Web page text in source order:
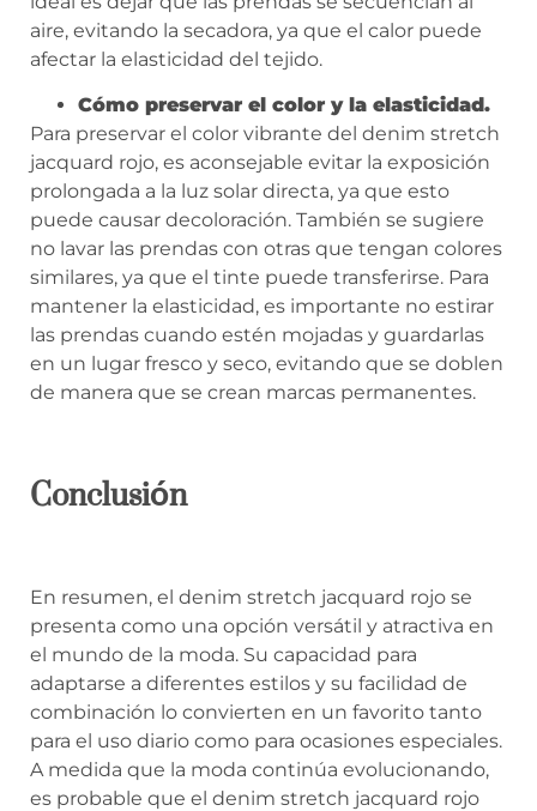
aire, evitando la secadora, ya que el calor puede
afectar la elasticidad del tejido.
Cómo preservar el color y la elasticidad.
Para preservar el color vibrante del denim stretch
jacquard rojo, es aconsejable evitar la exposición
prolongada a la luz solar directa, ya que esto
puede causar decoloración. También se sugiere
no lavar las prendas con otras que tengan colores
similares, ya que el tinte puede transferirse. Para
mantener la elasticidad, es importante no estirar
las prendas cuando estén mojadas y guardarlas
en un lugar fresco y seco, evitando que se doblen
de manera que se crean marcas permanentes.
Conclusión
En resumen, el denim stretch jacquard rojo se
presenta como una opción versátil y atractiva en
el mundo de la moda. Su capacidad para
adaptarse a diferentes estilos y su facilidad de
combinación lo convierten en un favorito tanto
para el uso diario como para ocasiones especiales.
A medida que la moda continúa evolucionando,
es probable que el denim stretch jacquard rojo